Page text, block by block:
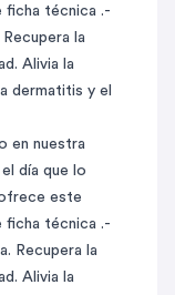
ficha técnica .-
la
Alivia la
dermatitis y el
en nuestra
día que lo
este
ficha técnica .-
Recupera la
Alivia la